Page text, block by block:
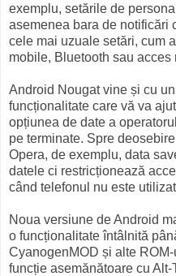
exemplu, setările de
asemenea bara de notificări
cele mai uzuale setări, cum
mobile, Bluetooth sau
Android Nougat vine și cu un
funcționalitate care vă va
opțiunea de date a
pe terminate. Spre
Opera, de exemplu, data
datele ci restricționează
când telefonul nu este
Noua versiune de Android
o funcționalitate întâlnită
CyanogenMOD și alte
funcție asemănătoare cu